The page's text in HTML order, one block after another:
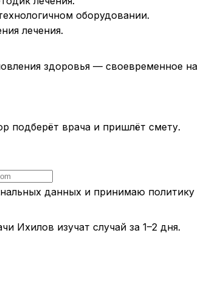
оборудовании.
лечения.
здоровья — своевременное
подберёт врача и пришлёт смету.
данных и принимаю
Ихилов изучат случай за 1–2 дня.